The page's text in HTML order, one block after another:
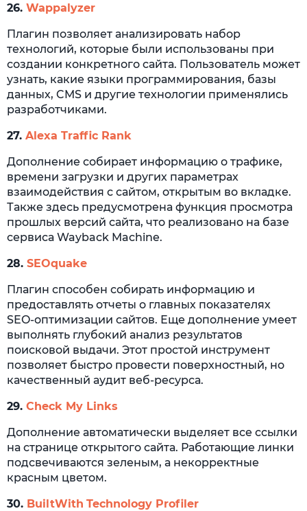
26. Wappalyzer
Плагин позволяет анализировать набор
технологий, которые были использованы при
создании конкретного сайта. Пользователь может
узнать, какие языки программирования, базы
данных, CMS и другие технологии применялись
разработчиками.
27. Alexa Traffic Rank
Дополнение собирает информацию о трафике,
времени загрузки и других параметрах
взаимодействия с сайтом, открытым во вкладке.
Также здесь предусмотрена функция просмотра
прошлых версий сайта, что реализовано на базе
сервиса Wayback Machine.
28. SEOquake
Плагин способен собирать информацию и
предоставлять отчеты о главных показателях
SEO-оптимизации сайтов. Еще дополнение умеет
выполнять глубокий анализ результатов
поисковой выдачи. Этот простой инструмент
позволяет быстро провести поверхностный, но
качественный аудит веб-ресурса.
29. Check My Links
Дополнение автоматически выделяет все ссылки
на странице открытого сайта. Работающие линки
подсвечиваются зеленым, а некорректные
красным цветом.
30. BuiltWith Technology Profiler